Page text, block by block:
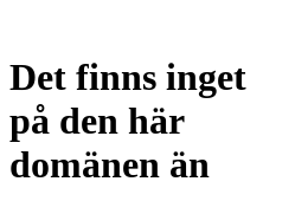
Det finns inget
på den här
domänen än